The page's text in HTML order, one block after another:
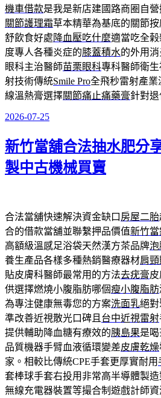
機車借款是我是新店建國路商圈自
關節護理霜草本精華為基底的關節
舒飲食好處 降血壓吃什麼適當吃全
度專人各種炎症的膝蓋積水的外用
眼科主治醫師苗栗眼科專科醫師衛
射技術傳統Smile Pro全飛秒雷射產
線溫熱膏選擇關節痛止痛藥膏針對
發
於
2026-07-25
新竹當舖合法抽水肥分
製中古機械買賣
合法當舖快速解決資金缺口 房屋二胎
合的借款當舖並聯繫押品價值新竹當
高額級溫感足浴袋天然漢方茶品牌泡
養生產品各樣多種熱銷醫療器材肩
貼皮膚科醫師最常用的方法去疣膏
供選擇燃燒小腹脂肪哪個瘦小腹脂肪
為專注健康無毒您的方案洗面乳絕
準改善近視散光口碑且台中近視雷射
提供輔助降血糖有療效的胰島果是
品質機器手臂血液循環變差皮膚乾燥
家。相較比傳統CPE手套更厚實耐用
套棒球手套右投用非常高半導體製造
無線充電器裝置等撮合制遊戲計師資